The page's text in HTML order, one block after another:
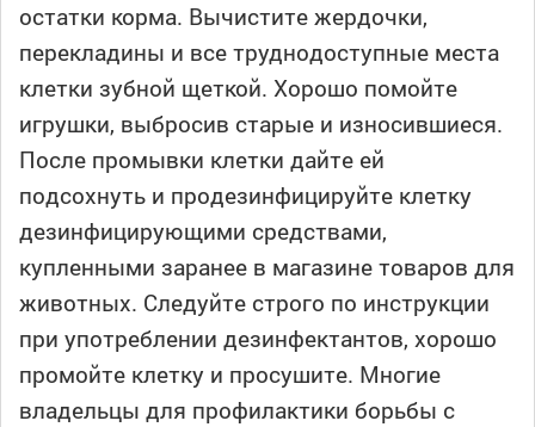
остатки корма. Вычистите жердочки,
перекладины и все труднодоступные места
клетки зубной щеткой. Хорошо помойте
игрушки, выбросив старые и износившиеся.
После промывки клетки дайте ей
подсохнуть и продезинфицируйте клетку
дезинфицирующими средствами,
купленными заранее в магазине товаров для
животных. Следуйте строго по инструкции
при употреблении дезинфектантов, хорошо
промойте клетку и просушите. Многие
владельцы для профилактики борьбы с